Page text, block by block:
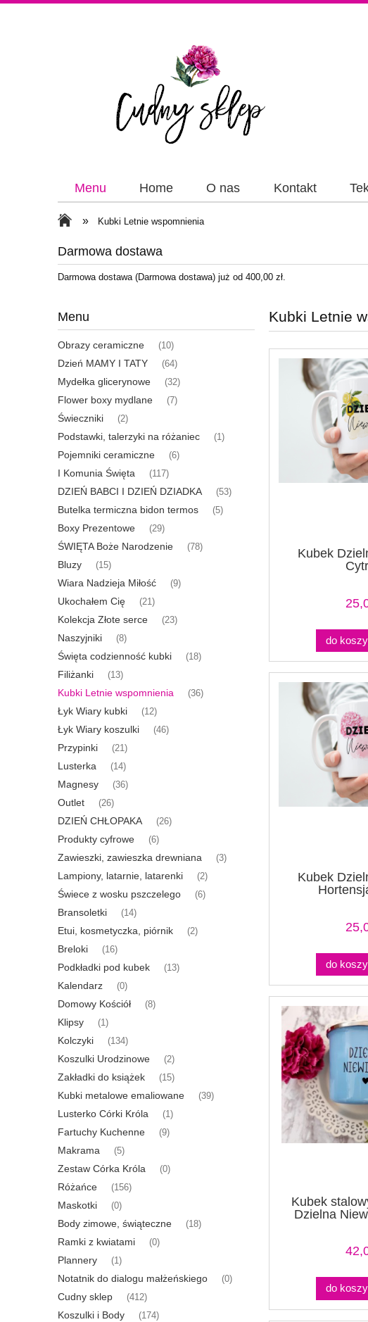
Menu Home O nas Kontakt
Papiery Wstążki
» Kubki Letnie wspomnienia
Darmowa dostawa
Darmowa dostawa (Darmowa dostawa) już od 400,00 zł.
Menu
Obrazy ceramiczne (10)
Dzień MAMY I TATY (64)
Mydełka glicerynowe (32)
Flower boxy mydlane (7)
Świeczniki (2)
Podstawki, talerzyki na różaniec (1)
Pojemniki ceramiczne (6)
I Komunia Święta (117)
DZIEŃ BABCI I DZIEŃ DZIADKA (53)
Butelka termiczna bidon termos (5)
Boxy Prezentowe (29)
ŚWIĘTA Boże Narodzenie (78)
Bluzy (15)
Wiara Nadzieja Miłość (9)
Ukochałem Cię (21)
Kolekcja Złote serce (23)
Naszyjniki (8)
Święta codzienność kubki (18)
Filiżanki (13)
Kubki Letnie wspomnienia (36)
Łyk Wiary kubki (12)
Łyk Wiary koszulki (46)
Przypinki (21)
Lusterka (14)
Magnesy (36)
Outlet (26)
DZIEŃ CHŁOPAKA (26)
Produkty cyfrowe (6)
Zawieszki, zawieszka drewniana (3)
Lampiony, latarnie, latarenki (2)
Świece z wosku pszczelego (6)
Bransoletki (14)
Etui, kosmetyczka, piórnik (2)
Breloki (16)
Podkładki pod kubek (13)
Kalendarz (0)
Domowy Kościół (8)
Klipsy (1)
Kolczyki (134)
Koszulki Urodzinowe (2)
Zakładki do książek (15)
Kubki metalowe emaliowane (39)
Lusterko Córki Króla (1)
Fartuchy Kuchenne (9)
Makrama (5)
Zestaw Córka Króla (0)
Różańce (156)
Maskotki (0)
Body zimowe, świąteczne (18)
Ramki z kwiatami (0)
Plannery (1)
Notatnik do dialogu małżeńskiego (0)
Cudny sklep (412)
Koszulki i Body (174)
Kubki Letnie
Kubek
do
Kubek
do
Kubek
Dzielna
do